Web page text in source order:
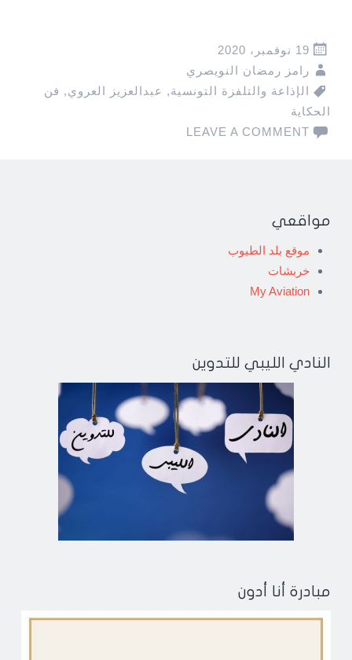
19 نوفمبر، 2020
رامز رمضان النويصري
الإذاعة والتلفزة التونسية, عبدالعزيز العروي, فن
الحكاية
LEAVE A COMMENT
مواقعي
موقع بلد الطيوب
خربشات
My Aviation
النادي الليبي للتدوين
مبادرة أنا أدون